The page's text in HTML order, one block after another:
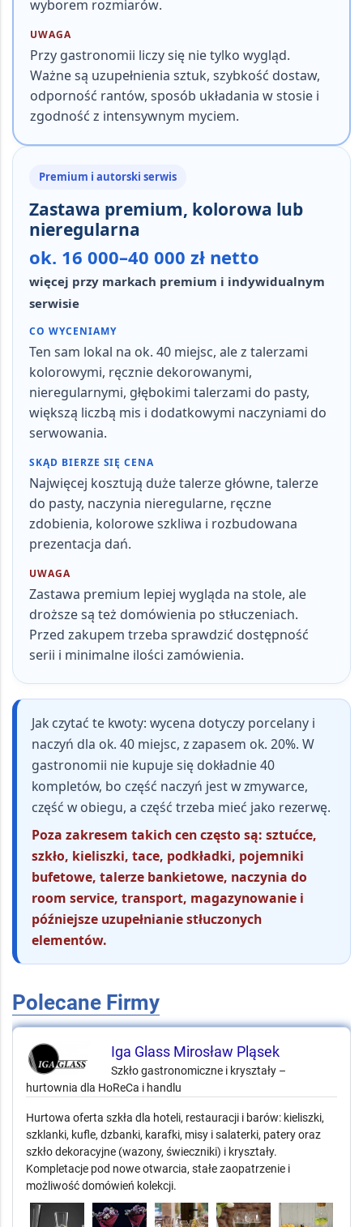
wyborem rozmiarów.
UWAGA
Przy gastronomii liczy się nie tylko wygląd.
Ważne są uzupełnienia sztuk, szybkość dostaw,
odporność rantów, sposób układania w stosie i
zgodność z intensywnym myciem.
Premium i autorski serwis
Zastawa premium, kolorowa lub
nieregularna
ok. 16 000–40 000 zł netto
więcej przy markach premium i indywidualnym
serwisie
CO WYCENIAMY
Ten sam lokal na ok. 40 miejsc, ale z talerzami
kolorowymi, ręcznie dekorowanymi,
nieregularnymi, głębokimi talerzami do pasty,
większą liczbą mis i dodatkowymi naczyniami do
serwowania.
SKĄD BIERZE SIĘ CENA
Najwięcej kosztują duże talerze główne, talerze
do pasty, naczynia nieregularne, ręczne
zdobienia, kolorowe szkliwa i rozbudowana
prezentacja dań.
UWAGA
Zastawa premium lepiej wygląda na stole, ale
droższe są też domówienia po stłuczeniach.
Przed zakupem trzeba sprawdzić dostępność
serii i minimalne ilości zamówienia.
Jak czytać te kwoty: wycena dotyczy porcelany i
naczyń dla ok. 40 miejsc, z zapasem ok. 20%. W
gastronomii nie kupuje się dokładnie 40
kompletów, bo część naczyń jest w zmywarce,
część w obiegu, a część trzeba mieć jako rezerwę.
Poza zakresem takich cen często są: sztućce,
szkło, kieliszki, tace, podkładki, pojemniki
bufetowe, talerze bankietowe, naczynia do
room service, transport, magazynowanie i
późniejsze uzupełnianie stłuczonych
elementów.
Polecane Firmy
Iga Glass Mirosław Pląsek
Szkło gastronomiczne i kryształy –
hurtownia dla HoReCa i handlu
Hurtowa oferta szkła dla hoteli, restauracji i barów: kieliszki,
szklanki, kufle, dzbanki, karafki, misy i salaterki, patery oraz
szkło dekoracyjne (wazony, świeczniki) i kryształy.
Kompletacje pod nowe otwarcia, stałe zaopatrzenie i
możliwość domówień kolekcji.